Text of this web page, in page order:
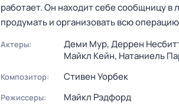
работает. Он находит себе сообщницу
продумать и организовать всю операцию
Актеры: Деми Мур,Деррен
Майкл Кейн, Натаниель
Композитор: Стивен Уорбек
Режиссеры: Майкл Рэдфорд